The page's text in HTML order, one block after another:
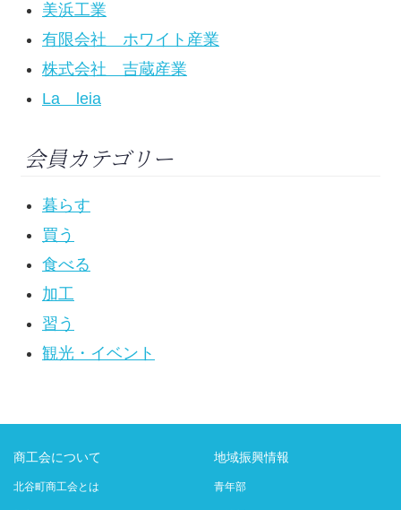
美浜工業
有限会社 ホワイト産業
株式会社 吉蔵産業
La leia
会員カテゴリー
暮らす
買う
食べる
加工
習う
観光・イベント
商工会について
北谷町商工会とは
地域振興情報
青年部